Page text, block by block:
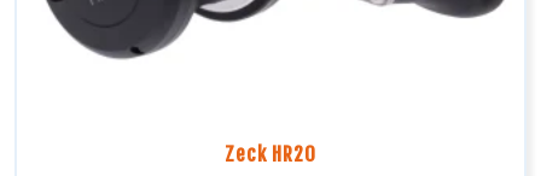
Zeck HR20